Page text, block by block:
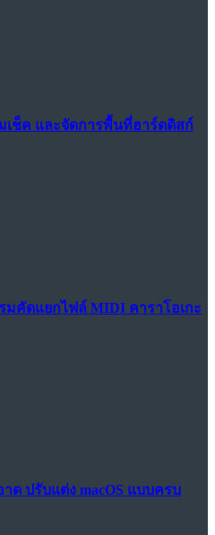
มเช็ค และจัดการพื้นที่ฮาร์ดดิสก์
มคัดแยกไฟล์ MIDI คาราโอเกะ
ด ปรับแต่ง macOS แบบครบ